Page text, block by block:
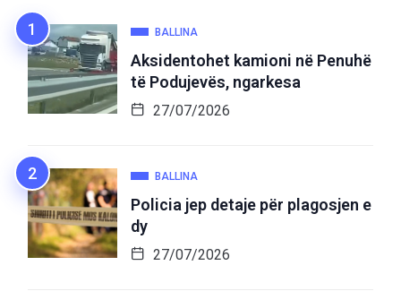
BALLINA
Aksidentohet kamioni në Penuhë
të Podujevës, ngarkesa
27/07/2026
BALLINA
Policia jep detaje për plagosjen e
dy
27/07/2026